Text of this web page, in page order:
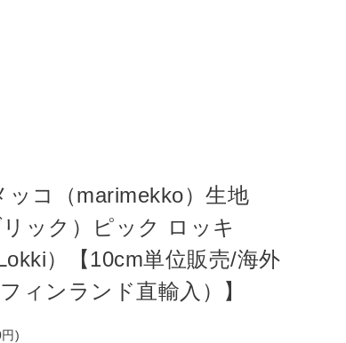
詳しく見る
ッコ（marimekko）生地
リック）ピック ロッキ
）【10cm単位販売/海外
ィンランド直輸入）】
)